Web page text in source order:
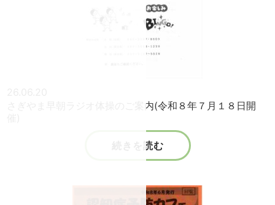
さぎやま早朝ラジオ体操のご案内(令和８年７月１８日開
続きを読む